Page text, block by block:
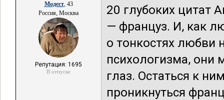
Модест, 43
Россия, Москва
Репутация: 1695
В отпуске
20 глубоких цитат
— француз. И, как
о тонкостях любви
психологизма, они
глаз. Остаться к
проникнуться